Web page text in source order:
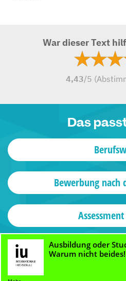
War dieser Text
4,43/5
Das
Bewerbung nach